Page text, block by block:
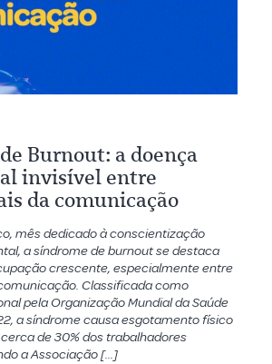
Burnout: a doença
invisível entre
da comunicação
mês dedicado à conscientização
a síndrome de burnout se destaca
crescente, especialmente entre
Classificada como
pela Organização Mundial da Saúde
a síndrome causa esgotamento físico
de 30% dos trabalhadores
a Associação […]